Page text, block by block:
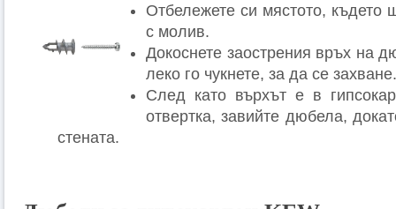
Отбележете си мястото, където
с молив.
Докоснете заострения връх на
леко го чукнете, за да се захване.
След като върхът е в
отвертка, завийте дюбела,
стената.